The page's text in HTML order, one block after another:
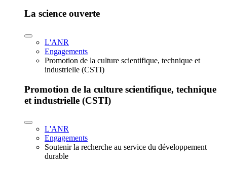
La science ouverte
L'ANR
Engagements
Promotion de la culture scientifique, technique et
industrielle (CSTI)
Promotion de la culture scientifique, technique
et industrielle (CSTI)
L'ANR
Engagements
Soutenir la recherche au service du développement
durable